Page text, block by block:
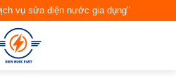
vụ sửa điện nước gia dụng"